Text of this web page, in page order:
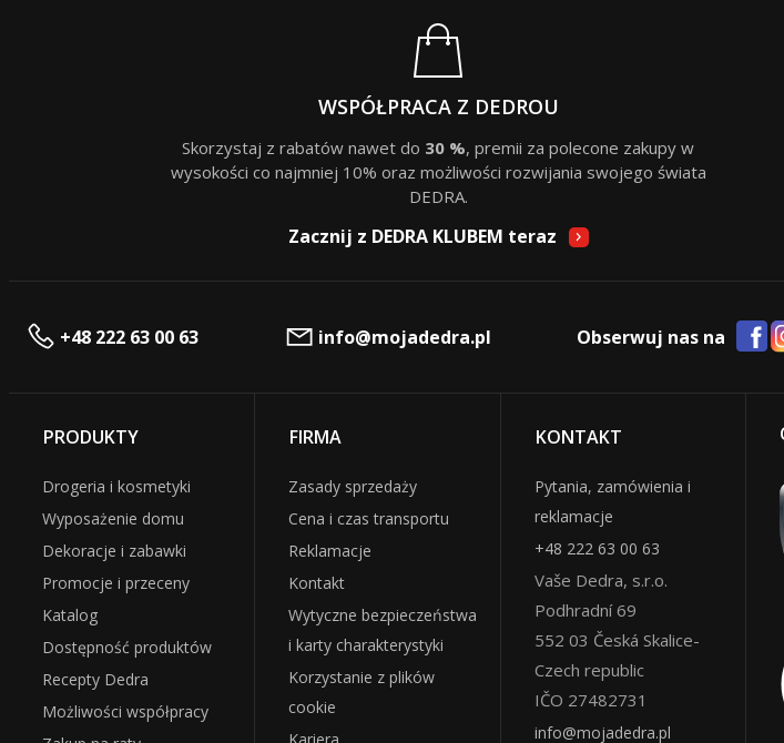
WSPÓŁPRACA Z DEDROU
Skorzystaj z rabatów nawet do 30 %, premii za polecone zakupy w
wysokości co najmniej 10% oraz możliwości rozwijania swojego świata
DEDRA.
Zacznij z DEDRA KLUBEM teraz
+48 222 63 00 63 info@mojadedra.pl Obserwuj nas na
PRODUKTY
Drogeria i kosmetyki
Wyposażenie domu
Dekoracje i zabawki
Promocje i przeceny
Katalog
Dostępność produktów
Recepty Dedra
Możliwości współpracy
FIRMA
Zasady sprzedaży
Cena i czas transportu
Reklamacje
Kontakt
Wytyczne bezpieczeństwa
i karty charakterystyki
Korzystanie z plików
cookie
KONTAKT
Pytania, zamówienia i
reklamacje
+48 222 63 00 63
Vaše Dedra, s.r.o.
Podhradní 69
552 03 Česká Skalice-
Czech republic
IČO 27482731
info@mojadedra.pl